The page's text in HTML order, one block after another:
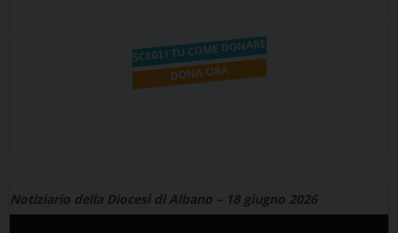
Notiziario della Diocesi di Albano – 18 giugno 2026